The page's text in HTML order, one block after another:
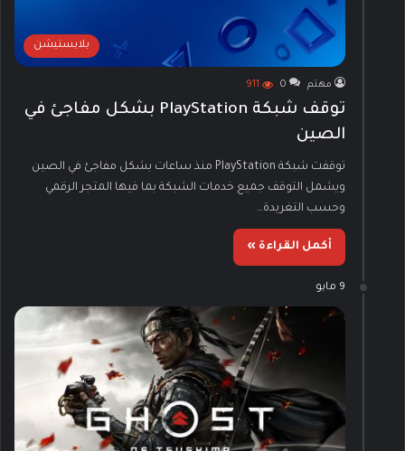
بلايستيشن
مهتم 0
911
توقف شبكة PlayStation بشكل مفاجئ في
الصين
توقفت شبكة PlayStation منذ ساعات بشكل مفاجئ في الصين
ويشمل التوقف جميع خدمات الشبكة بما فيها المتجر الرقمي
وحسب التغريدة…
أكمل القراءة »
9 مايو